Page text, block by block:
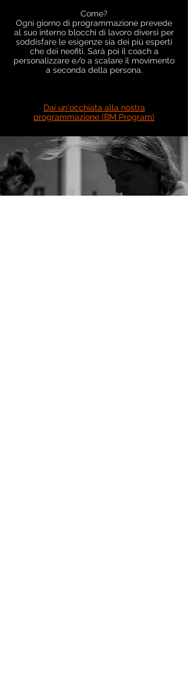
Come?
Ogni giorno di programmazione prevede
al suo interno blocchi di lavoro diversi per
soddisfare le esigenze sia dei più esperti
che dei neofiti. Sarà poi il coach a
personalizzare e/o a scalare il movimento
a seconda della persona.
Dai un'occhiata alla nostra
programmazione (BM Program)